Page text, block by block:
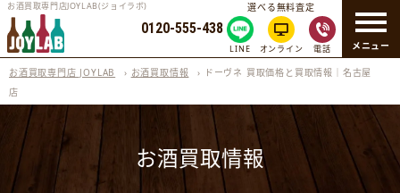
メニュー
お酒買取専門店JOYLAB(ジョイラボ)
0120-555-438
選べる無料査定
LINE オンライン 電話
お酒買取専門店 JOYLAB › お酒買取情報 › ドーヴネ 買取価格と買取情報｜名古屋
店
お酒買取情報